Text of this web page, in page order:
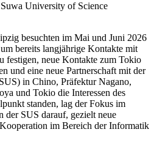
University of Science
besuchten im Mai und Juni 2026
bereits langjährige Kontakte mit
festigen, neue Kontakte zum Tokio
und eine neue Partnerschaft mit der
in Chino, Präfektur Nagano,
und Tokio die Interessen des
standen, lag der Fokus im
der SUS darauf, gezielt neue
im Bereich der Informatik